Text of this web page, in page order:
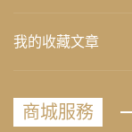
我的收藏文章
商城服務